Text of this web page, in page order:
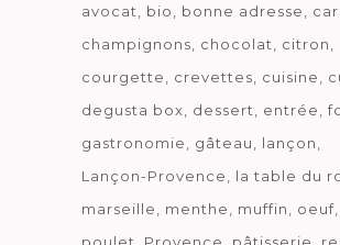
avocat
bio bonne adresse
champignons
chocolat
citron
courgette
crevettes cuisine
degusta box
dessert entrée
gastronomie
gâteau
lançon
Lançon-Provence
la table du
marseille
menthe muffin oeuf